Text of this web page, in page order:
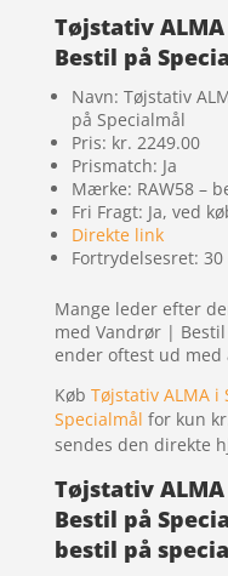
Tøjstativ
Bestil på
Navn: Tøjstativ
på Specialmål
Pris: kr. 2249.00
Prismatch: Ja
Mærke: RAW58 –
Fri Fragt: Ja, ved
Direkte link
Fortrydelsesret: 30
Mange leder efter
med Vandrør |
ender oftest ud
Køb Tøjstativ ALMA
Specialmål for kun
sendes den direkte
Tøjstativ
Bestil på
bestil på